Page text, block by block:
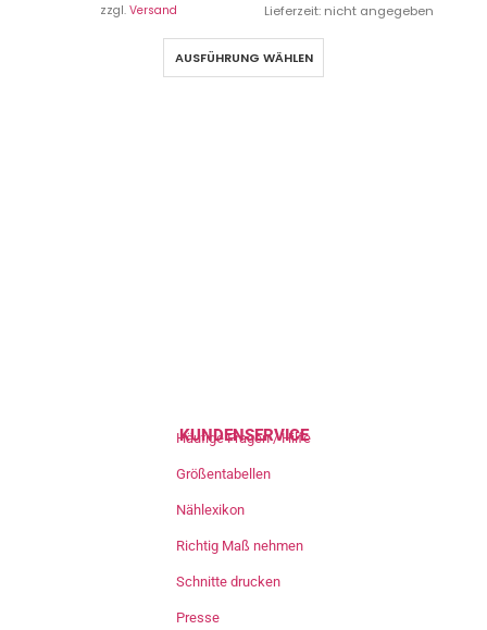
zzgl. Versand Lieferzeit: nicht angegeben
AUSFÜHRUNG WÄHLEN
KUNDENSERVICE
Häufige Fragen / Hilfe
Größentabellen
Nählexikon
Richtig Maß nehmen
Schnitte drucken
Presse